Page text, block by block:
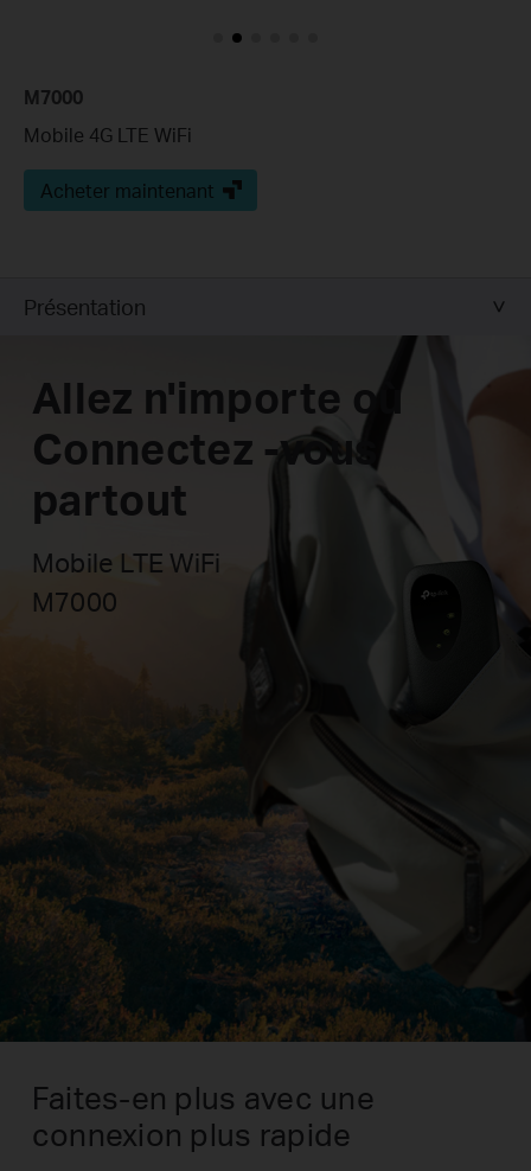
M7000
Mobile 4G LTE WiFi
Acheter maintenant
Présentation
Allez n'importe où
Connectez -vous
partout
Mobile LTE WiFi
M7000
Faites-en plus avec une
connexion plus rapide